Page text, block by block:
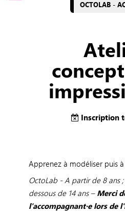
OCTOLAB -
Inscription
Apprenez à modéliser puis
OctoLab - A partir de 8 ans
dessous de 14 ans – Merci
l'accompagnant·e lors de